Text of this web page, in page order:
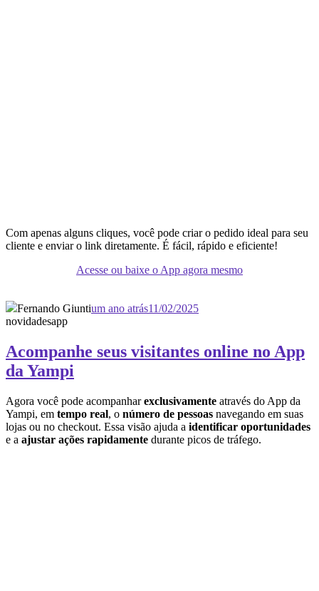
Com apenas alguns cliques, você pode criar o pedido ideal para seu
cliente e enviar o link diretamente. É fácil, rápido e eficiente!
Acesse ou baixe o App agora mesmo
Fernando Giuntium ano atrás11/02/2025
novidadesapp
Acompanhe seus visitantes online no App
da Yampi
Agora você pode acompanharexclusivamente através do App da
Yampi, em tempo real, o número de pessoas navegando em suas
lojas ou no checkout. Essa visão ajuda a identificar oportunidades
e a ajustar ações rapidamente durante picos de tráfego.